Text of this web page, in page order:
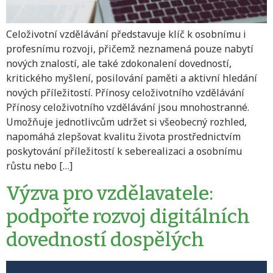
Celoživotní vzdělávání představuje klíč k osobnímu i
profesnímu rozvoji, přičemž neznamená pouze nabytí
nových znalostí, ale také zdokonalení dovedností,
kritického myšlení, posilování paměti a aktivní hledání
nových příležitostí. Přínosy celoživotního vzdělávání
Přínosy celoživotního vzdělávání jsou mnohostranné.
Umožňuje jednotlivcům udržet si všeobecný rozhled,
napomáhá zlepšovat kvalitu života prostřednictvím
poskytování příležitostí k seberealizaci a osobnímu
růstu nebo […]
Výzva pro vzdělavatele:
podpořte rozvoj digitálních
dovedností dospělých